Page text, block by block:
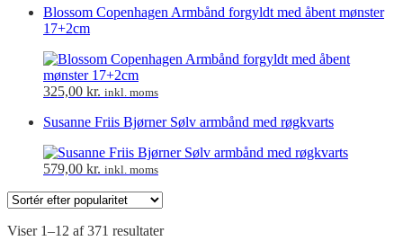
Blossom Copenhagen Armbånd forgyldt med åbent mønster
17+2cm
325,00 kr. inkl. moms
Susanne Friis Bjørner Sølv armbånd med røgkvarts
579,00 kr. inkl. moms
Viser 1–12 af 371 resultater